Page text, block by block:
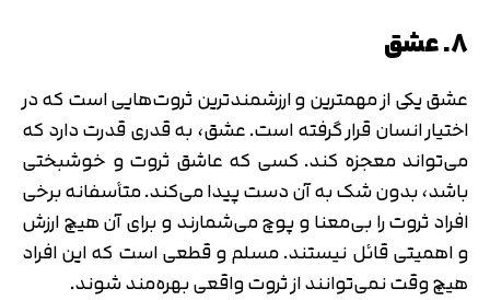
8. عشق
عشق یکی از مهم‎ترین و ارزشمندترین ثروت‌هایی است که در
اختیار انسان قرار گرفته است. عشق، به قدری قدرت دارد که
می‌تواند معجزه کند. کسی که عاشق ثروت و خوشبختی
باشد، بدون شک به آن دست پیدا می‌کند. متأسفانه برخی
افراد ثروت را بی‌معنا و پوچ می‌شمارند و برای آن هیچ ارزش
و اهمیتی قائل نیستند. مسلم و قطعی است که این افراد
هیچ وقت نمی‌توانند از ثروت واقعی بهره‌مند شوند.